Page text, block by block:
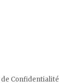
Confidentialité